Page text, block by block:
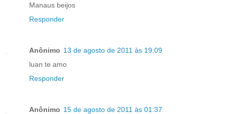
Manaus beijos
Responder
Anônimo 13 de agosto de 2011 às 19:09
luan te amo
Responder
Anônimo 15 de agosto de 2011 às 01:37